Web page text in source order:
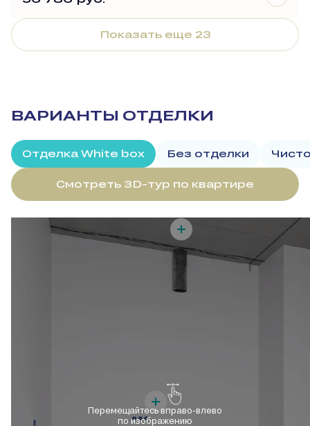
Показать еще 23
ВАРИАНТЫ ОТДЕЛКИ
Отделка White box Без отделки
Смотреть 3D-тур по квартире
Перемещайтесь вправо-влево
по изображению